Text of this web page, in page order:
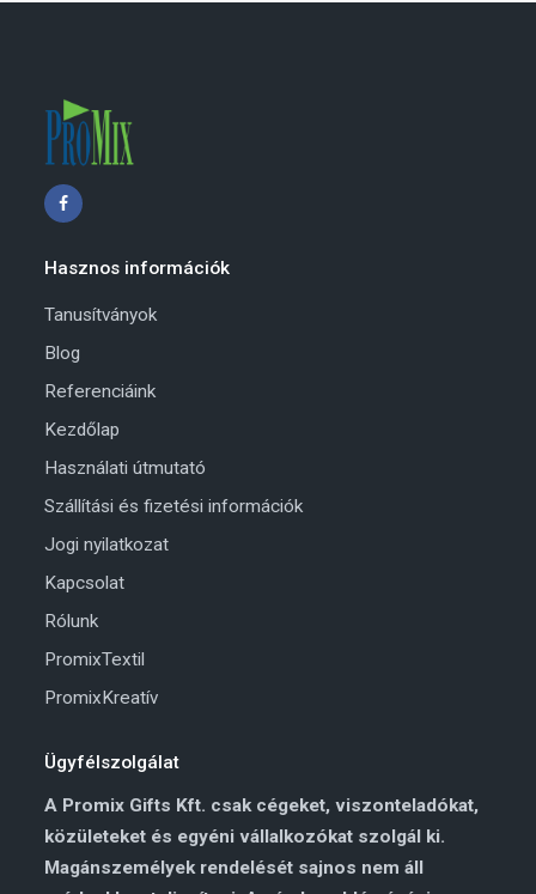
Hasznos információk
Tanusítványok
Blog
Referenciáink
Kezdőlap
Használati útmutató
Szállítási és fizetési információk
Jogi nyilatkozat
Kapcsolat
Rólunk
PromixTextil
PromixKreatív
Ügyfélszolgálat
A Promix Gifts Kft. csak cégeket, viszonteladókat,
közületeket és egyéni vállalkozókat szolgál ki.
Magánszemélyek rendelését sajnos nem áll